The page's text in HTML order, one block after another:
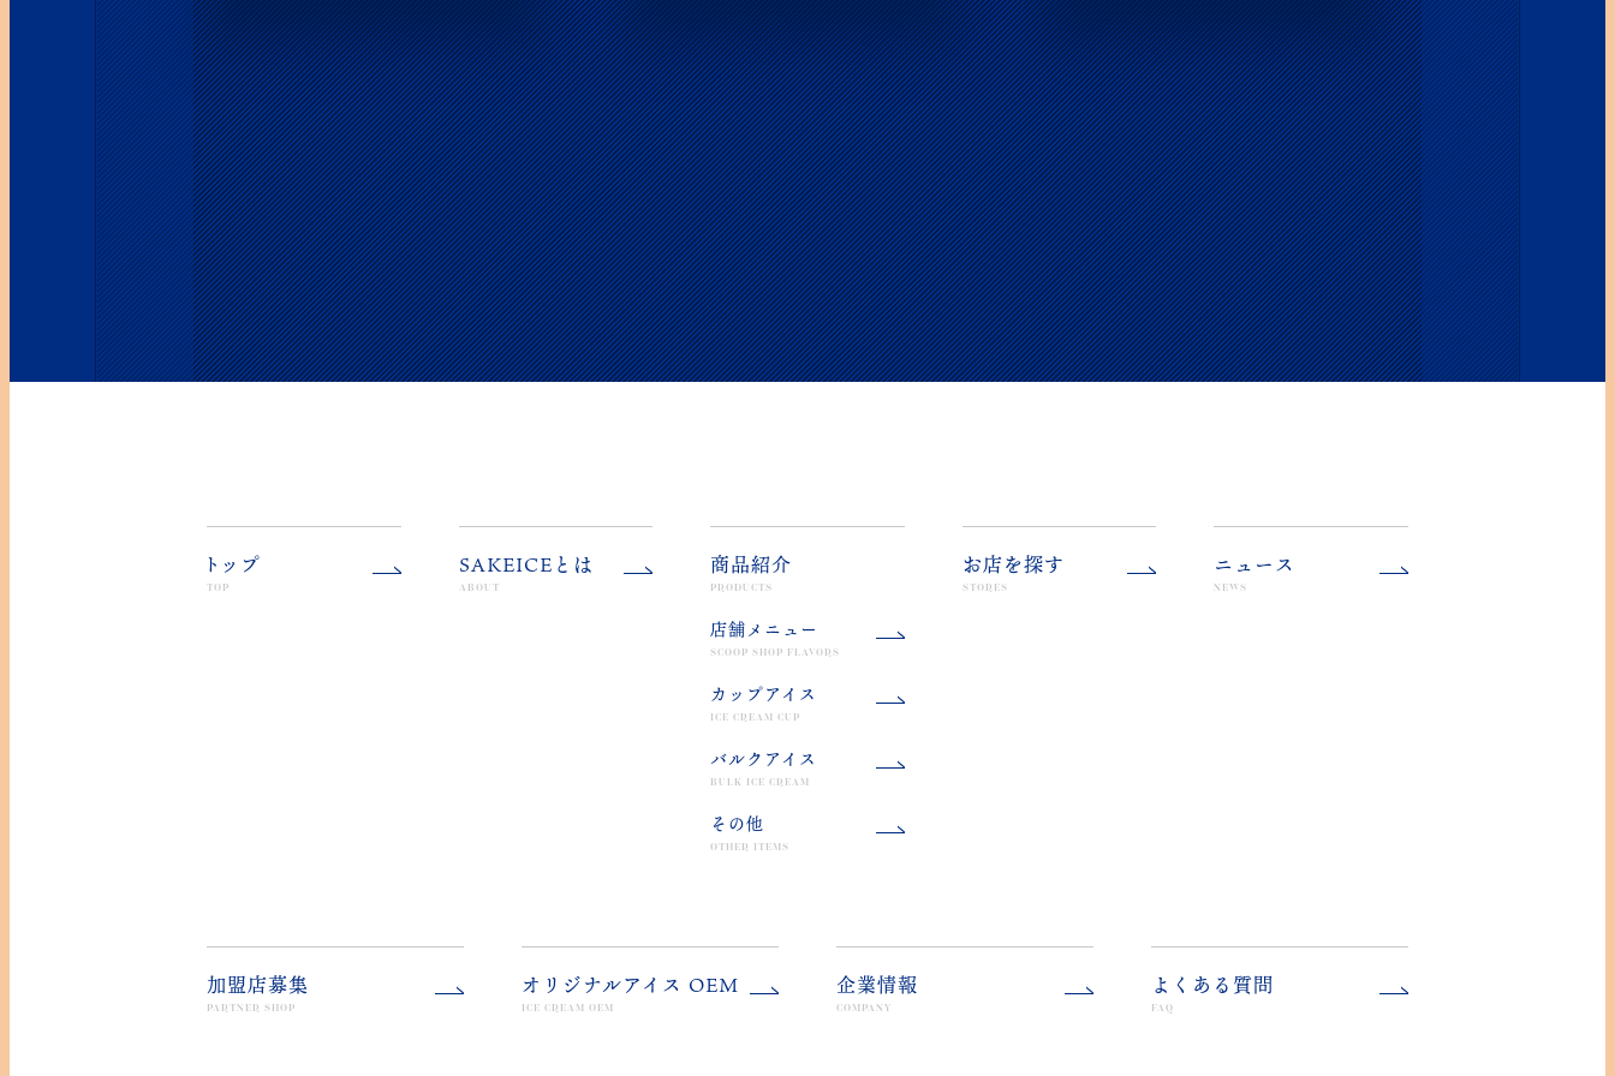
ト ップ
TOP
SAKEICEとは
ABOUT
商品紹介
PRODUCTS
店舗メニュー
SCOOP SHOP FLAVORS
カップアイス
ICE CREAM CUP
バルクアイス
BULK ICE CREAM
その他
OTHER ITEMS
お店を探す
STORES
ニュース
NEWS
加盟店募集
PARTNER SHOP
オリジナルアイス OEM
ICE CREAM OEM
企業情報
COMPANY
よくある質問
FAQ